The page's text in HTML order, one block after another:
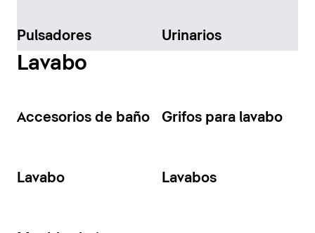
Pulsadores Urinarios
Lavabo
Accesorios de baño Grifos para lavabo
Lavabo Lavabos